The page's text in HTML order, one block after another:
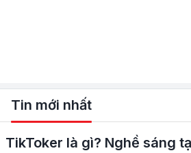
Tin mới nhất
TikToker là gì? Nghề sáng